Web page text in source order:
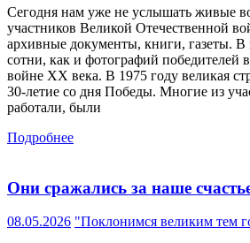
Сегодня нам уже не услышать живые
участников Великой Отечественной
архивные документы, книги, газеты.
сотни, как и фотографий победителей
войне XX века. В 1975 году великая
30-летие со дня Победы. Многие из
работали, были
Подробнее
Они сражались за наше
08.05.2026 "Поклонимся великим тем